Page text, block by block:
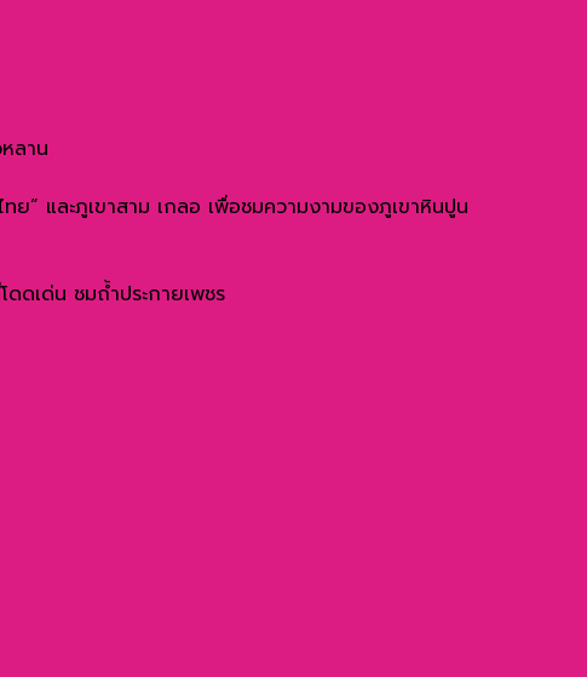
ลาน
” และภูเขาสาม เกลอ เพื่อชมความงามของภูเขาหินปูน
ดเด่น ชมถ้ำประกายเพชร